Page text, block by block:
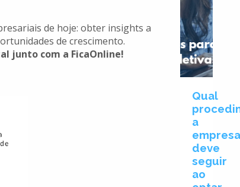
de hoje: obter insights a
de crescimento.
junto com a FicaOnline!
Qual
a
empresa
deve
seguir
ao